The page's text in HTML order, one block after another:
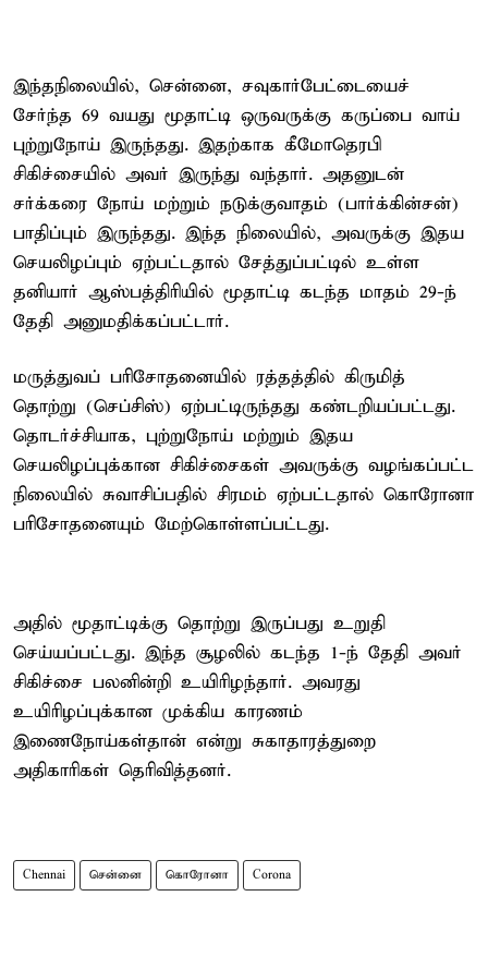
இந்தநிலையில், சென்னை, சவுகார்பேட்டையைச்
சேர்ந்த 69 வயது மூதாட்டி ஒருவருக்கு கருப்பை வாய்
புற்றுநோய் இருந்தது. இதற்காக கீமோதெரபி
சிகிச்சையில் அவர் இருந்து வந்தார். அதனுடன்
சர்க்கரை நோய் மற்றும் நடுக்குவாதம் (பார்க்கின்சன்)
பாதிப்பும் இருந்தது. இந்த நிலையில், அவருக்கு இதய
செயலிழப்பும் ஏற்பட்டதால் சேத்துப்பட்டில் உள்ள
தனியார் ஆஸ்பத்திரியில் மூதாட்டி கடந்த மாதம் 29-ந்
தேதி அனுமதிக்கப்பட்டார்.
மருத்துவப் பரிசோதனையில் ரத்தத்தில் கிருமித்
தொற்று (செப்சிஸ்) ஏற்பட்டிருந்தது கண்டறியப்பட்டது.
தொடர்ச்சியாக, புற்றுநோய் மற்றும் இதய
செயலிழப்புக்கான சிகிச்சைகள் அவருக்கு வழங்கப்பட்ட
நிலையில் சுவாசிப்பதில் சிரமம் ஏற்பட்டதால் கொரோனா
பரிசோதனையும் மேற்கொள்ளப்பட்டது.
அதில் மூதாட்டிக்கு தொற்று இருப்பது உறுதி
செய்யப்பட்டது. இந்த சூழலில் கடந்த 1-ந் தேதி அவர்
சிகிச்சை பலனின்றி உயிரிழந்தார். அவரது
உயிரிழப்புக்கான முக்கிய காரணம்
இணைநோய்கள்தான் என்று சுகாதாரத்துறை
அதிகாரிகள் தெரிவித்தனர்.
Chennai சென்னை கொரோனா Corona